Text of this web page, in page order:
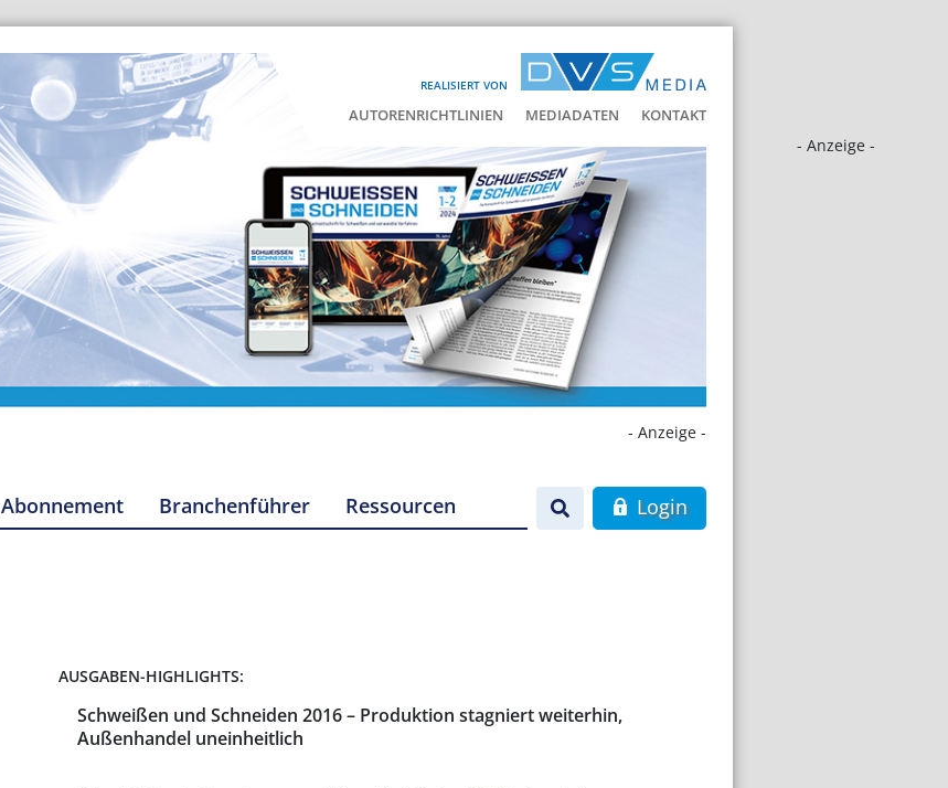
REALISIERT VON
AUTORENRICHTLINIEN MEDIADATEN KONTAKT
- Anzeige -
- Anzeige -
Abonnement Branchenführer Ressourcen Login
AUSGABEN-HIGHLIGHTS:
Schweißen und Schneiden 2016 – Produktion stagniert weiterhin,
Außenhandel uneinheitlich